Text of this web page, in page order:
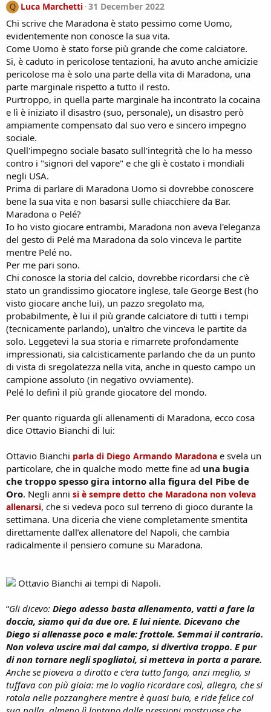
c
t
i
o
n
:
Q Luca Marchetti 31 December 2022
Chi scrive che Maradona è stato pessimo come Uomo,
evidentemente non conosce la sua vita.
Come Uomo è stato forse più grande che come calciatore.
Si, è caduto in pericolose tentazioni, ha avuto anche amicizie
pericolose ma è solo una parte della vita di Maradona, una
parte marginale rispetto a tutto il resto.
Purtroppo, in quella parte marginale ha incontrato la cocaina
e lì è iniziato il disastro (suo, personale), un disastro però
ampiamente compensato dal suo vero e sincero impegno
sociale.
Quell'impegno sociale basato sull'integrità che lo ha messo
contro i "signori del vapore" e che gli è costato i mondiali
negli USA.
Prima di parlare di Maradona Uomo si dovrebbe conoscere
bene la sua vita e non basarsi sulle chiacchiere da Bar.
Maradona o Pelé?
Io ho visto giocare entrambi, Maradona non aveva l'eleganza
del gesto di Pelé ma Maradona da solo vinceva le partite
mentre Pelé no.
Per me pari sono.
Chi conosce la storia del calcio, dovrebbe ricordarsi che c'è
stato un grandissimo giocatore inglese, tale George Best (ho
visto giocare anche lui), un pazzo sregolato ma,
probabilmente, è lui il più grande calciatore di tutti i tempi
(tecnicamente parlando), un'altro che vinceva le partite da
solo. Leggetevi la sua storia e rimarrete profondamente
impressionati, sia calcisticamente parlando che da un punto
di vista di sregolatezza nella vita, anche in questo campo un
campione assoluto (in negativo ovviamente).
Pelé lo definì il più grande giocatore del mondo.
Per quanto riguarda gli allenamenti di Maradona, ecco cosa
dice Ottavio Bianchi di lui:
Ottavio Bianchi parla di Diego Armando Maradona e svela un
particolare, che in qualche modo mette fine ad una bugia
che troppo spesso gira intorno alla figura del Pibe de
Oro. Negli anni si è sempre detto che Maradona non voleva
allenarsi, che si vedeva poco sul terreno di gioco durante la
settimana. Una diceria che viene completamente smentita
direttamente dall’ex allenatore del Napoli, che cambia
radicalmente il pensiero comune su Maradona.
Ottavio Bianchi ai tempi di Napoli.
“Gli dicevo: Diego adesso basta allenamento, vatti a fare la
doccia, siamo qui da due ore. E lui niente. Dicevano che
Diego si allenasse poco e male: frottole. Semmai il contrario.
Non voleva uscire mai dal campo, si divertiva troppo. E pur
di non tornare negli spogliatoi, si metteva in porta a parare.
Anche se pioveva a dirotto e c’era tutto fango, anzi meglio, si
tuffava con più gioia: me lo voglio ricordare così, allegro, che si
rotola nelle pozzanghere mentre è quasi buio, e ride felice col